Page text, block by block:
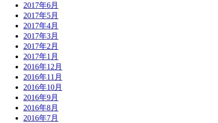
2017年6月
2017年5月
2017年4月
2017年3月
2017年2月
2017年1月
2016年12月
2016年11月
2016年10月
2016年9月
2016年8月
2016年7月